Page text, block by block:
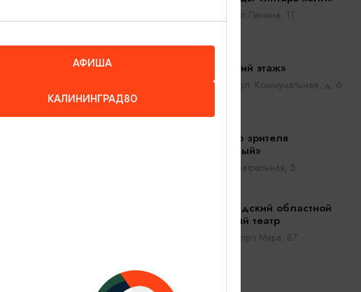
которых
вместимость
Светлогорск, ул.Ленина, 11
Театр «Третий этаж»
Калининград, ул. Коммунальная, д. 6
Театр юного зрителя
«Молодежный»
Советск, ул. Театральная, 5
Калининградский областной
музыкальный театр
Калининград, пр-т Мира, 87
АФИША
КАЛИНИНГРАД80